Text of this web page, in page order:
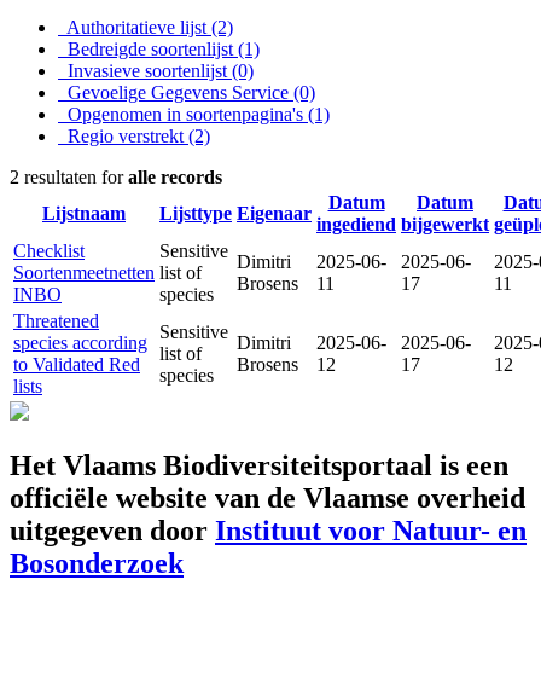
Authoritatieve lijst (2)
Bedreigde soortenlijst (1)
Invasieve soortenlijst (0)
Gevoelige Gegevens Service (0)
Opgenomen in soortenpagina's (1)
Regio verstrekt (2)
2 resultaten foralle records
Lijstnaam
Lijsttype Eigenaar
Datum
ingediend
Datum
bijgewerkt
Checklist
Soortenmeetnetten
INBO
Sensitive
list of
species
Dimitri
Brosens
2025-06-
11
2025-06-
17
11
Threatened
species according
to Validated Red
lists
Sensitive
list of
species
Dimitri
Brosens
2025-06-
12
2025-06-
17
12
Het Vlaams Biodiversiteitsportaal is een
officiële website van de Vlaamse overheid
uitgegeven door Instituut voor Natuur- en
Bosonderzoek